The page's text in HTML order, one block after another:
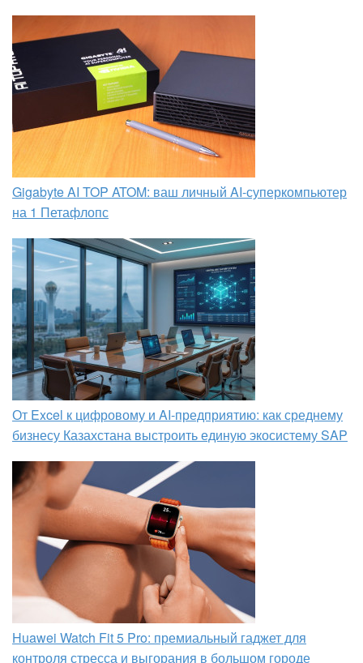
Gigabyte AI TOP ATOM: ваш личный AI-суперкомпьютер
на 1 Петафлопс
От Excel к цифровому и AI‑предприятию: как среднему
бизнесу Казахстана выстроить единую экосистему SAP
Huawei Watch Fit 5 Pro: премиальный гаджет для
контроля стресса и выгорания в большом городе